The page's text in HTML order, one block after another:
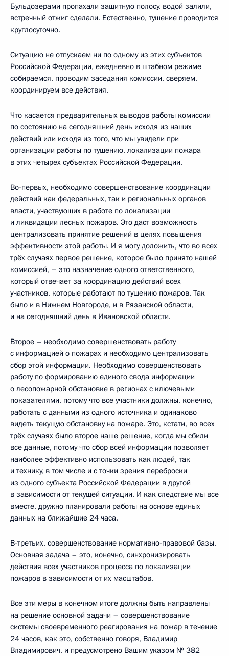
Бульдозерами пропахали защитную полосу, водой залили,
встречный отжиг сделали. Естественно, тушение проводится
круглосуточно.
Ситуацию не отпускаем ни по одному из этих субъектов
Российской Федерации, ежедневно в штабном режиме
собираемся, проводим заседания комиссии, сверяем,
координируем все действия.
Что касается предварительных выводов работы комиссии
по состоянию на сегодняшний день исходя из наших
действий или исходя из того, что мы увидели при
организации работы по тушению, локализации пожара
в этих четырех субъектах Российской Федерации.
Во-первых, необходимо совершенствование координации
действий как федеральных, так и региональных органов
власти, участвующих в работе по локализации
и ликвидации лесных пожаров. Это даст возможность
централизовать принятие решений в целях повышения
эффективности этой работы. И я могу доложить, что во всех
трёх случаях первое решение, которое было принято нашей
комиссией, – это назначение одного ответственного,
который отвечает за координацию действий всех
участников, которые работают по тушению пожаров. Так
было и в Нижнем Новгороде, и в Рязанской области,
и на сегодняшний день в Ивановской области.
Второе – необходимо совершенствовать работу
с информацией о пожарах и необходимо централизовать
сбор этой информации. Необходимо совершенствовать
работу по формированию единого свода информации
о лесопожарной обстановке в регионах с ключевыми
показателями, потому что все участники должны, конечно,
работать с данными из одного источника и одинаково
видеть текущую обстановку на пожаре. Это, кстати, во всех
трёх случаях было второе наше решение, когда мы сбили
все данные, потому что сбор всей информации позволяет
наиболее эффективно использовать как людей, так
и технику, в том числе и с точки зрения переброски
из одного субъекта Российской Федерации в другой
в зависимости от текущей ситуации. И как следствие мы все
вместе, дружно планировали работы на основе единых
данных на ближайшие 24 часа.
В-третьих, совершенствование нормативно-правовой базы.
Основная задача – это, конечно, синхронизировать
действия всех участников процесса по локализации
пожаров в зависимости от их масштабов.
Все эти меры в конечном итоге должны быть направлены
на решение основной задачи – совершенствование
системы своевременного реагирования на пожар в течение
24 часов, как это, собственно говоря, Владимир
Владимирович, и предусмотрено Вашим указом № 382